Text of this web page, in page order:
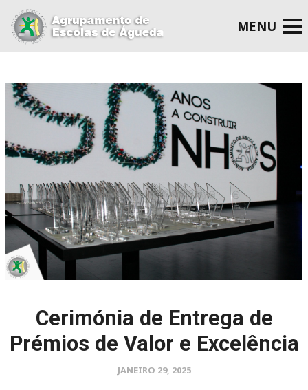
Cerimónia de Entrega de
Prémios de Valor e Excelência
JANEIRO 29, 2025